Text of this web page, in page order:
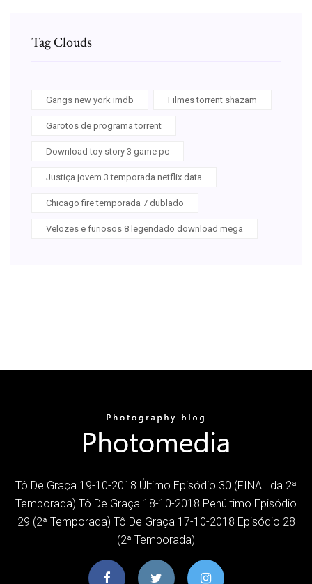
Tag Clouds
Gangs new york imdb Filmes torrent shazam
Garotos de programa torrent
Download toy story 3 game pc
Justiça jovem 3 temporada netflix data
Chicago fire temporada 7 dublado
Velozes e furiosos 8 legendado download mega
Tô De Graça 19-10-2018 Último Episódio 30 (FINAL da 2ª
Temporada) Tô De Graça 18-10-2018 Penúltimo Episódio
29 (2ª Temporada) Tô De Graça 17-10-2018 Episódio 28
(2ª Temporada)